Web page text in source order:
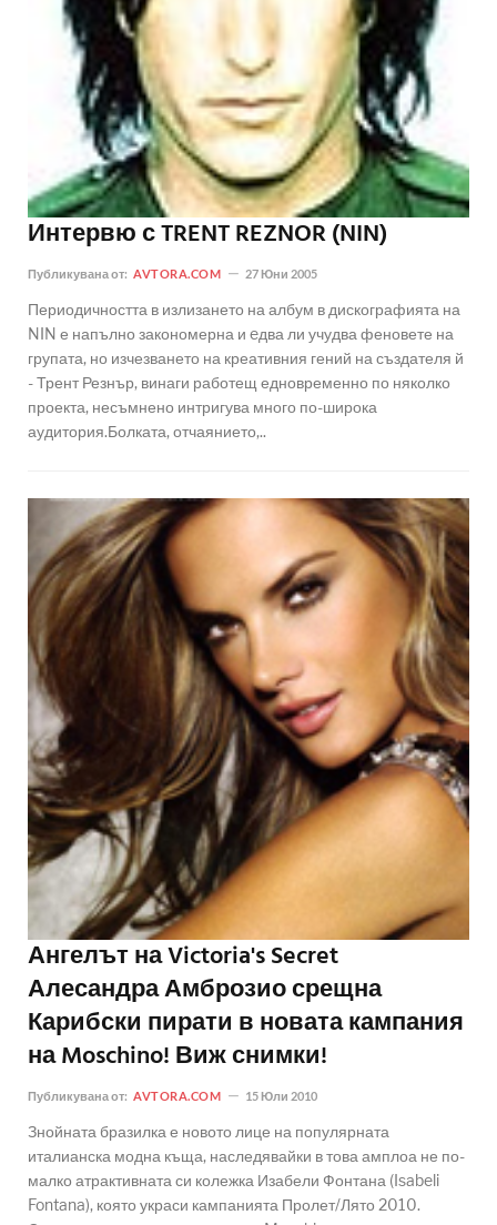
Интервю с TRENT REZNOR (NIN)
Публикувана от: AVTORA.COM 27 Юни 2005
Периодичността в излизането на албум в дискографията на
NIN е напълно закономерна и eдва ли учудва феновете на
групата, но изчезването на креативния гений на създателя й
- Трент Резнър, винаги работещ едновременно по няколко
проекта, несъмнено интригува много по-широка
аудитория.Болката, отчаянието,..
Ангелът на Victoria's Secret
Алесандра Амброзио срещна
Карибски пирати в новата кампания
на Moschino! Виж снимки!
Публикувана от: AVTORA.COM 15 Юли 2010
Знойната бразилка е новото лице на популярната
италианска модна къща, наследявайки в това амплоа не по-
малко атрактивната си колежка Изабели Фонтана (Isabeli
Fontana), която украси кампанията Пролет/Лято 2010.